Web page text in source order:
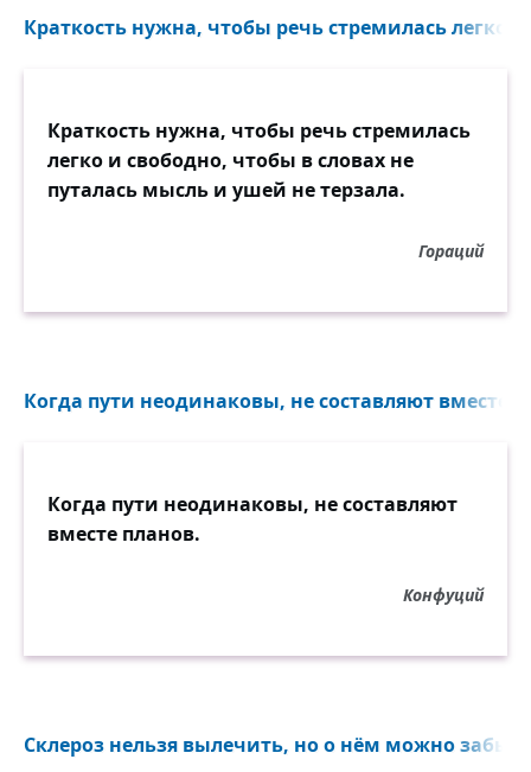
Краткость нужна, чтобы речь стремилась легко
Краткость нужна, чтобы речь стремилась
легко и свободно, чтобы в словах не
путалась мысль и ушей не терзала.
Гораций
Когда пути неодинаковы, не составляют вместе
Когда пути неодинаковы, не составляют
вместе планов.
Конфуций
Склероз нельзя вылечить, но о нём можно